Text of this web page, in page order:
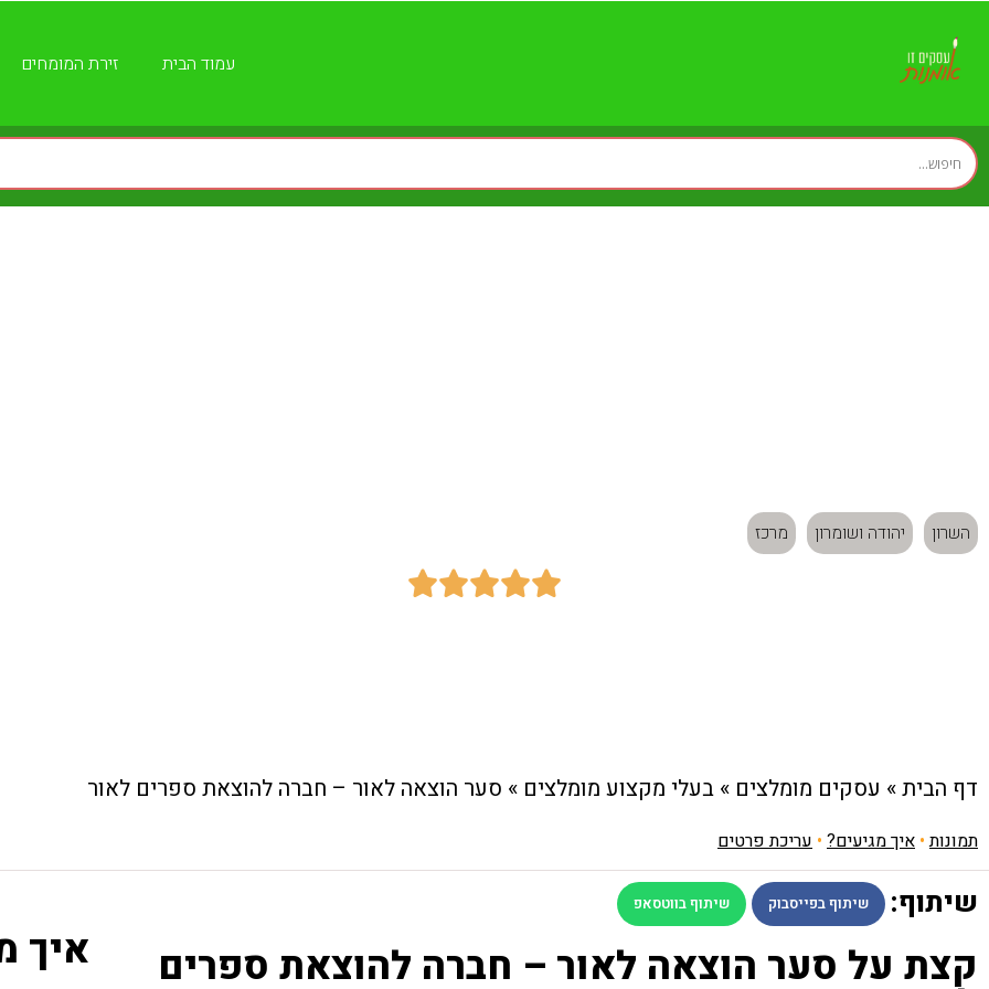
עמוד הבית זירת המומחים
השרון יהודה ושומרון מרכז





דף הבית» עסקים מומלצים » בעלי מקצוע מומלצים » סער הוצאה לאור – חברה להוצאת ספרים לאור
תמונות• איך מגיעים? • עריכת פרטים
שיתוף: שיתוף בפייסבוק שיתוף בווטסאפ
קצת על סער הוצאה לאור – חברה להוצאת ספרים איך